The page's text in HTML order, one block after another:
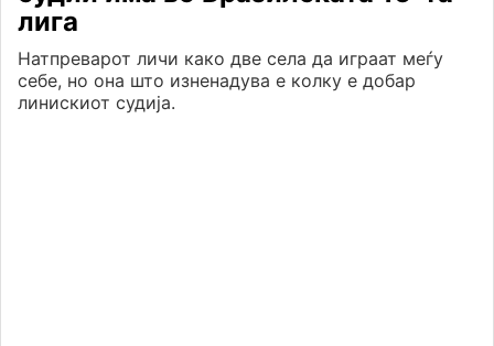
лига
Натпреварот личи како две села да играат меѓу
себе, но она што изненадува е колку е добар
линискиот судија.